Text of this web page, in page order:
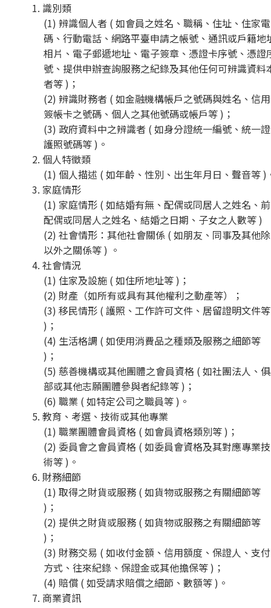
1. 識別類
(1) 辨識個人者 ( 如會員之姓名、職稱、住址、住家
碼、行動電話、網路平臺申請之帳號、通訊或戶籍地
相片、電子郵遞地址、電子簽章、憑證卡序號、憑證
號、提供申辦查詢服務之紀錄及其他任何可辨識資料
者等 )；
(2) 辨識財務者 ( 如金融機構帳戶之號碼與姓名、信
簽帳卡之號碼、個人之其他號碼或帳戶等 )；
(3) 政府資料中之辨識者 ( 如身分證統一編號、統一
護照號碼等 )。
2. 個人特徵類
(1) 個人描述 ( 如年齡、性別、出生年月日、聲音等 )
3. 家庭情形
(1) 家庭情形 ( 如結婚有無、配偶或同居人之姓名、前
配偶或同居人之姓名、結婚之日期、子女之人數等 )
(2) 社會情形：其他社會關係 ( 如朋友、同事及其他
以外之關係等 ) 。
4. 社會情況
(1) 住家及設施 ( 如住所地址等 )；
(2) 財產（如所有或具有其他權利之動產等）；
(3) 移民情形 ( 護照、工作許可文件、居留證明文件等
)；
(4) 生活格調 ( 如使用消費品之種類及服務之細節等
)；
(5) 慈善機構或其他團體之會員資格 ( 如社團法人、
部或其他志願團體參與者紀錄等 )；
(6) 職業 ( 如特定公司之職員等 )。
5. 教育、考選、技術或其他專業
(1) 職業團體會員資格 ( 如會員資格類別等 )；
(2) 委員會之會員資格 ( 如委員會資格及其對應專業技
術等 )。
6. 財務細節
(1) 取得之財貨或服務 ( 如貨物或服務之有關細節等
)；
(2) 提供之財貨或服務 ( 如貨物或服務之有關細節等
)；
(3) 財務交易 ( 如收付金額、信用額度、保證人、支付
方式、往來紀錄、保證金或其他擔保等 )；
(4) 賠償 ( 如受請求賠償之細節、數額等 )。
7. 商業資訊